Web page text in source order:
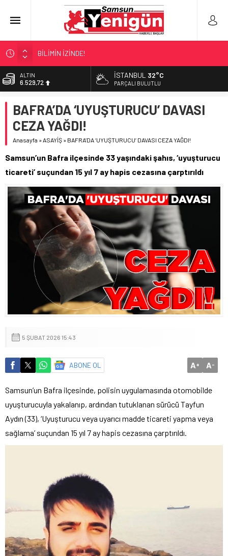
BİLİMİN İZİNDE!
TIR’A ‘ZEHİR’ BASKINI!
FECİ SON!
SAMSUN YANACAK!
ALTIN
6.529,72
13.703,13
DOLAR
47,5844
55,1152
İSTANBUL 32°C
PARÇALI BULUTLU
BAFRA’DA ‘UYUŞTURUCU’ DAVASI
CEZA YAĞDI!
Anasayfa »ASAYİŞ » BAFRA’DA ‘UYUŞTURUCU’ DAVASI CEZA YAĞDI!
Samsun’un Bafra ilçesinde 33 yaşındaki şahıs, ‘uyuşturucu
ticareti’ suçundan 15 yıl 7 ay hapis cezasına çarptırıldı
5 ŞUBAT 2026 15:43
ABONE OL A+ A-
Samsun’un Bafra ilçesinde, polisin uygulamasında otomobilde
uyuşturucuyla yakalanıp, ardından tutuklanan sürücü Tayfun
Aydın (33), ‘Uyuşturucu veya uyarıcı madde ticareti yapma veya
sağlama’ suçundan 15 yıl 7 ay hapis cezasına çarptırıldı.